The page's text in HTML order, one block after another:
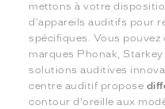
mettons à votre
d'appareils auditifs pour
spécifiques. Vous
marques Phonak,
solutions auditives
centre auditif propose
contour d'oreille aux